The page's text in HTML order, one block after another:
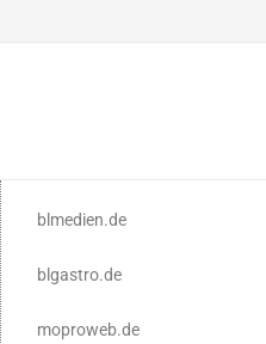
blmedien.de
blgastro.de
moproweb.de